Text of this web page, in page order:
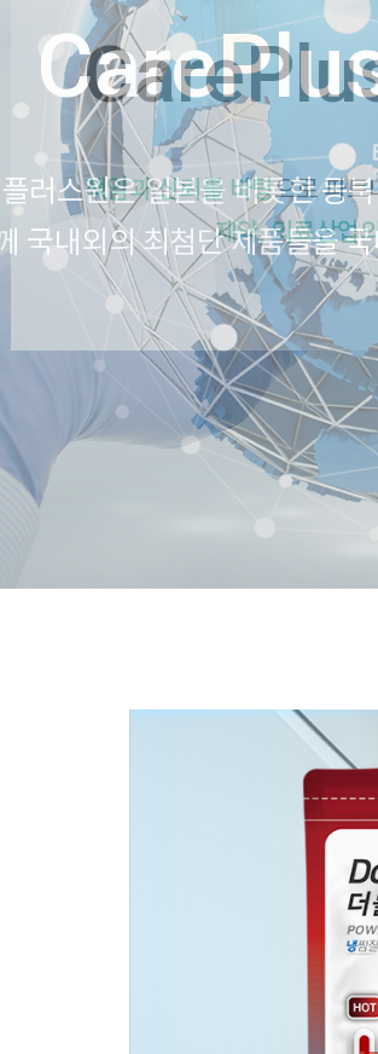
러스원은 일본을 비롯한 동
국내외의 최첨단 제품들을
드